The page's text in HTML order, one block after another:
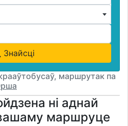
Знайсці
маршрутак па
ні аднай
маршруце